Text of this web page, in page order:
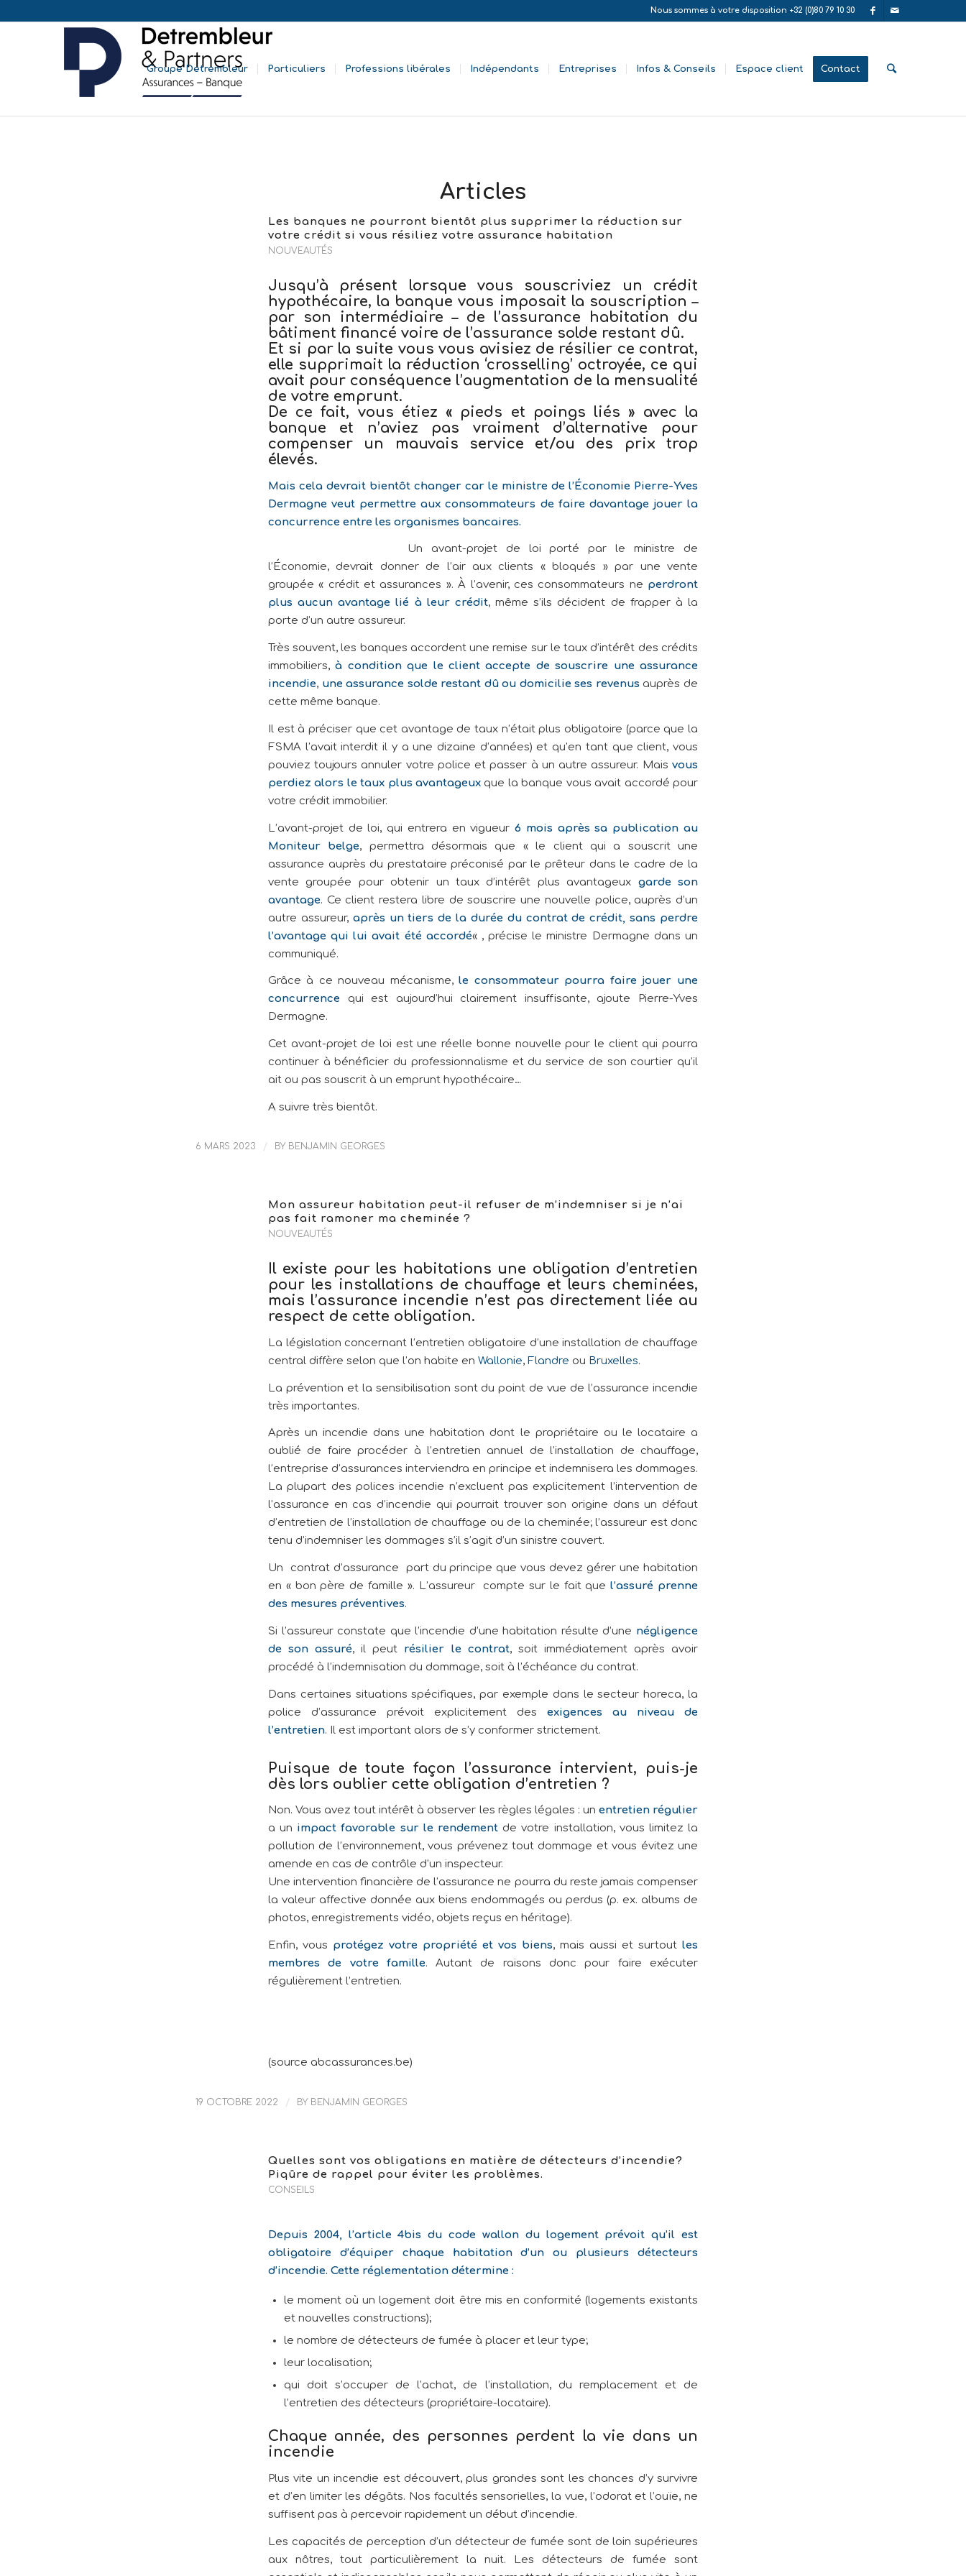
Nous sommes à votre disposition +32 (0)80 79 10 30
Groupe Detrembleur Particuliers Professions libérales Indépendants Entreprises Infos & Conseils Espace client Contact
Articles
Les banques ne pourront bientôt plus supprimer la réduction sur
votre crédit si vous résiliez votre assurance habitation
NOUVEAUTÉS
Jusqu’à présent lorsque vous souscriviez un crédit
hypothécaire, la banque vous imposait la souscription –
par son intermédiaire – de l’assurance habitation du
bâtiment financé voire de l’assurance solde restant dû.
Et si par la suite vous vous avisiez de résilier ce contrat,
elle supprimait la réduction ‘crosselling’ octroyée, ce qui
avait pour conséquence l’augmentation de la mensualité
de votre emprunt.
De ce fait, vous étiez « pieds et poings liés » avec la
banque et n’aviez pas vraiment d’alternative pour
compenser un mauvais service et/ou des prix trop
élevés.
Mais cela devrait bientôt changer car le ministre de l’Économie Pierre-Yves
Dermagne veut permettre aux consommateurs de faire davantage jouer la
concurrence entre les organismes bancaires.
Un avant-projet de loi porté par le ministre de
l’Économie, devrait donner de l’air aux clients « bloqués » par une vente
groupée « crédit et assurances ». À l’avenir, ces consommateurs ne perdront
plus aucun avantage lié à leur crédit, même s’ils décident de frapper à la
porte d’un autre assureur.
Très souvent, les banques accordent une remise sur le taux d’intérêt des crédits
immobiliers,à condition que le client accepte de souscrire une assurance
incendie, une assurance solde restant dû ou domicilie ses revenusauprès de
cette même banque.
Il est à préciser que cet avantage de taux n’était plus obligatoire (parce que la
FSMA l’avait interdit il y a une dizaine d’années) et qu’en tant que client, vous
pouviez toujours annuler votre police et passer à un autre assureur. Mais vous
perdiez alors le taux plus avantageux que la banque vous avait accordé pour
votre crédit immobilier.
L’avant-projet de loi, qui entrera en vigueur6 mois après sa publication au
Moniteur belge, permettra désormais que « le client qui a souscrit une
assurance auprès du prestataire préconisé par le prêteur dans le cadre de la
vente groupée pour obtenir un taux d’intérêt plus avantageux garde son
avantage. Ce client restera libre de souscrire une nouvelle police, auprès d’un
autre assureur,après un tiers de la durée du contrat de crédit, sans perdre
l’avantage qui lui avait été accordé« , précise le ministre Dermagne dans un
communiqué.
Grâce à ce nouveau mécanisme,le consommateur pourra faire jouer une
concurrence qui est aujourd’hui clairement insuffisante, ajoute Pierre-Yves
Dermagne.
Cet avant-projet de loi est une réelle bonne nouvelle pour le client qui pourra
continuer à bénéficier du professionnalisme et du service de son courtier qu’il
ait ou pas souscrit à un emprunt hypothécaire…
A suivre très bientôt.
6 MARS 2023 / BY BENJAMIN GEORGES
Mon assureur habitation peut-il refuser de m’indemniser si je n’ai
pas fait ramoner ma cheminée ?
NOUVEAUTÉS
Il existe pour les habitations une obligation d’entretien
pour les installations de chauffage et leurs cheminées,
mais l’assurance incendie n’est pas directement liée au
respect de cette obligation.
La législation concernant l’entretien obligatoire d’une installation de chauffage
central diffère selon que l’on habite en Wallonie, Flandre ou Bruxelles.
La prévention et la sensibilisation sont du point de vue de l’assurance incendie
très importantes.
Après un incendie dans une habitation dont le propriétaire ou le locataire a
oublié de faire procéder à l’entretien annuel de l’installation de chauffage,
l’entreprise d’assurances interviendra en principe et indemnisera les dommages.
La plupart des polices incendie n’excluent pas explicitement l’intervention de
l’assurance en cas d’incendie qui pourrait trouver son origine dans un défaut
d’entretien de l’installation de chauffage ou de la cheminée; l’assureur est donc
tenu d’indemniser les dommages s’il s’agit d’un sinistre couvert.
Un contrat d’assurance part du principe que vous devez gérer une habitation
en « bon père de famille ». L’assureur compte sur le fait quel’assuré prenne
des mesures préventives.
Si l’assureur constate que l’incendie d’une habitation résulte d’une négligence
de son assuré, il peut résilier le contrat, soit immédiatement après avoir
procédé à l’indemnisation du dommage, soit à l’échéance du contrat.
Dans certaines situations spécifiques, par exemple dans le secteur horeca, la
police d’assurance prévoit explicitement des exigences au niveau de
l’entretien. Il est important alors de s’y conformer strictement.
Puisque de toute façon l’assurance intervient, puis-je
dès lors oublier cette obligation d’entretien ?
Non. Vous avez tout intérêt à observer les règles légales : un entretien régulier
a un impact favorable sur le rendement de votre installation, vous limitez la
pollution de l’environnement, vous prévenez tout dommage et vous évitez une
amende en cas de contrôle d’un inspecteur.
Une intervention financière de l’assurance ne pourra du reste jamais compenser
la valeur affective donnée aux biens endommagés ou perdus (p. ex. albums de
photos, enregistrements vidéo, objets reçus en héritage).
Enfin, vous protégez votre propriété et vos biens, mais aussi et surtout les
membres de votre famille. Autant de raisons donc pour faire exécuter
régulièrement l’entretien.
(source abcassurances.be)
19 OCTOBRE 2022 / BY BENJAMIN GEORGES
Quelles sont vos obligations en matière de détecteurs d’incendie?
Piqûre de rappel pour éviter les problèmes.
CONSEILS
Depuis 2004, l’article 4bis du code wallon du logement prévoit qu’il est
obligatoire d’équiper chaque habitation d’un ou plusieurs détecteurs
d’incendie. Cette réglementation détermine :
le moment où un logement doit être mis en conformité (logements existants
et nouvelles constructions);
le nombre de détecteurs de fumée à placer et leur type;
leur localisation;
qui doit s’occuper de l’achat, de l’installation, du remplacement et de
l’entretien des détecteurs (propriétaire-locataire).
Chaque année, des personnes perdent la vie dans un
incendie
Plus vite un incendie est découvert, plus grandes sont les chances d’y survivre
et d’en limiter les dégâts. Nos facultés sensorielles, la vue, l’odorat et l’ouïe, ne
suffisent pas à percevoir rapidement un début d’incendie.
Les capacités de perception d’un détecteur de fumée sont de loin supérieures
aux nôtres, tout particulièrement la nuit. Les détecteurs de fumée sont